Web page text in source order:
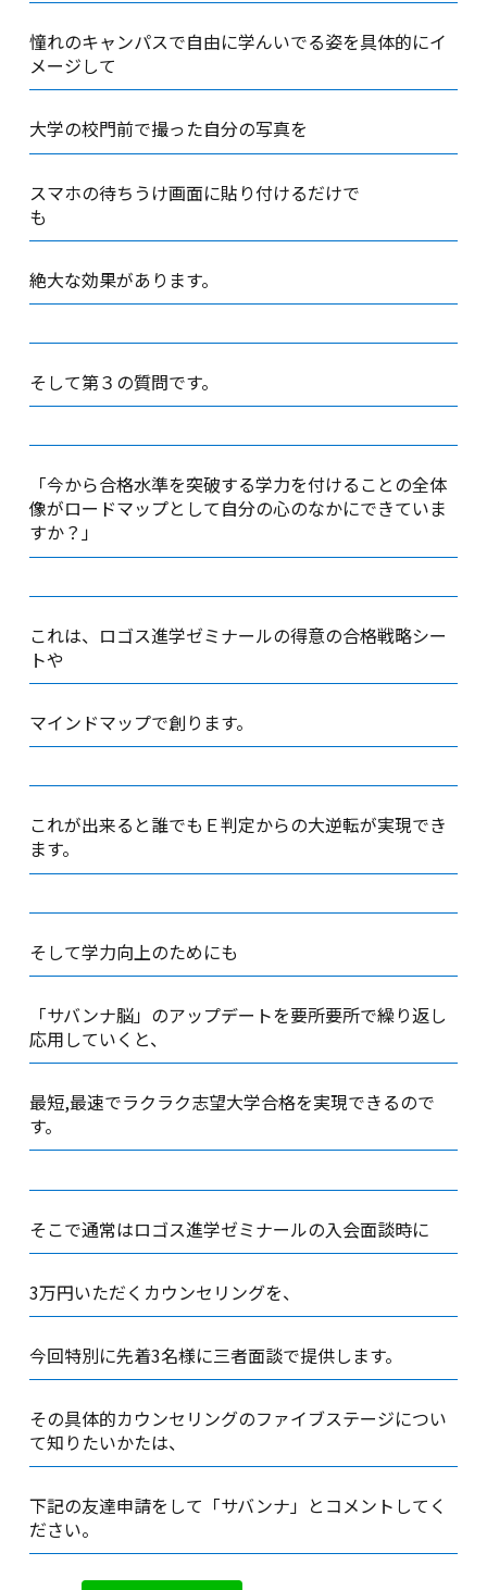
憧れのキャンパスで自由に学んいでる姿を具体的にイ
メージして
大学の校門前で撮った自分の写真を
スマホの待ちうけ画面に貼り付けるだけで
も
絶大な効果があります。
そして第３の質問です。
「今から合格水準を突破する学力を付けることの全体
像がロードマップとして自分の心のなかにできていま
すか？」
これは、ロゴス進学ゼミナールの得意の合格戦略シー
トや
マインドマップで創ります。
これが出来ると誰でもＥ判定からの大逆転が実現でき
ます。
そして学力向上のためにも
「サバンナ脳」のアップデートを要所要所で繰り返し
応用していくと、
最短,最速でラクラク志望大学合格を実現できるので
す。
そこで通常はロゴス進学ゼミナールの入会面談時に
3万円いただくカウンセリングを、
今回特別に先着3名様に三者面談で提供します。
その具体的カウンセリングのファイブステージについ
て知りたいかたは、
下記の友達申請をして「サバンナ」とコメントしてく
ださい。